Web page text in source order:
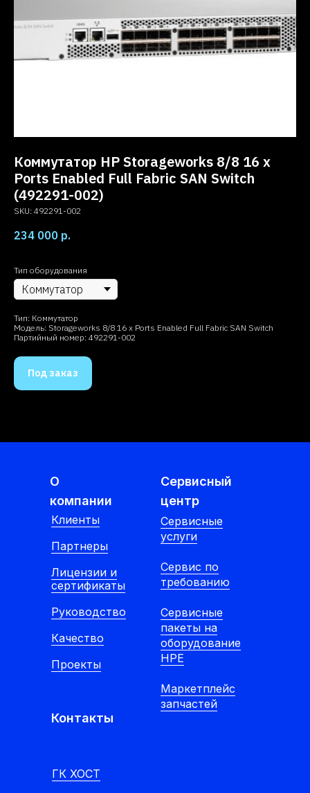
Коммутатор HP Storageworks 8/8 16 x
Ports Enabled Full Fabric SAN Switch
(492291-002)
SKU: 492291-002
234 000 р.
Тип оборудования
Тип: Коммутатор
Модель: Storageworks 8/8 16 x Ports Enabled Full Fabric SAN Switch
Партийный номер: 492291-002
Под заказ
ГК ХОСТ
Контакты
Cервисные
услуги
Сервис по
требованию
Сервисные
пакеты на
оборудование
HPE
Маркетплейс
запчастей
Сервисный
центр
Клиенты
Партнеры
Лицензии и
сертификаты
Руководство
Качество
Проекты
О
компании